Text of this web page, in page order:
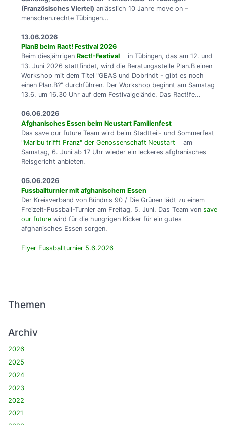
(Französisches Viertel) anlässlich 10 Jahre move on –
menschen.rechte Tübingen...
13.06.2026
PlanB beim Ract! Festival 2026
Beim diesjährigen Ract!-Festival
in Tübingen, das am 12. und
13. Juni 2026 stattfindet, wird die Beratungsstelle Plan.B einen
Workshop mit dem Titel "GEAS und Dobrindt - gibt es noch
einen Plan.B?" durchführen. Der Workshop beginnt am Samstag
13.6. um 16.30 Uhr auf dem Festivalgelände. Das Ract!fe...
06.06.2026
Afghanisches Essen beim Neustart Familienfest
Das save our future Team wird beim Stadtteil- und Sommerfest
"Maribu trifft Franz" der Genossenschaft Neustart
am
Samstag, 6. Juni ab 17 Uhr wieder ein leckeres afghanisches
Reisgericht anbieten.
05.06.2026
Fussballturnier mit afghanischem Essen
Der Kreisverband von Bündnis 90 / Die Grünen lädt zu einem
Freizeit-Fussball-Turnier am Freitag, 5. Juni. Das Team von save
our futurewird für die hungrigen Kicker für ein gutes
afghanisches Essen sorgen.
Flyer Fussballturnier 5.6.2026
Themen
Archiv
2026
2025
2024
2023
2022
2021